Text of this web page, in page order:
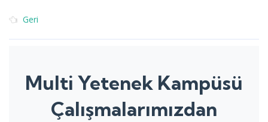
Geri
Multi Yetenek Kampüsü
Çalışmalarımızdan